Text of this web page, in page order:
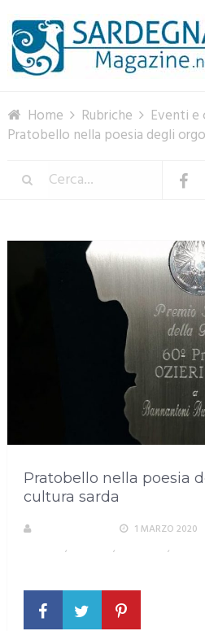
Home Rubriche
Eventi e
Pratobello nella poesia degli
Pratobello nella poesia
cultura sarda
1 MARZO 2020
, , ,